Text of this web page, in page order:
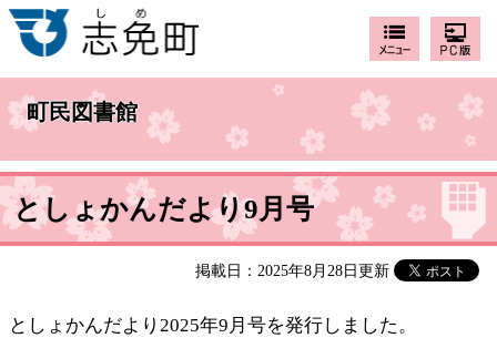
町民図書館
としょかんだより9月号
掲載日：2025年8月28日更新
としょかんだより2025年9月号を発行しました。